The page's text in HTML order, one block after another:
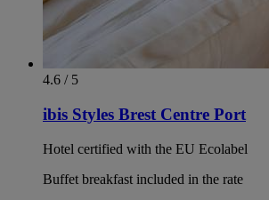
4.6 / 5
ibis Styles Brest Centre Port
Hotel certified with the EU Ecolabel
Buffet breakfast included in the rate